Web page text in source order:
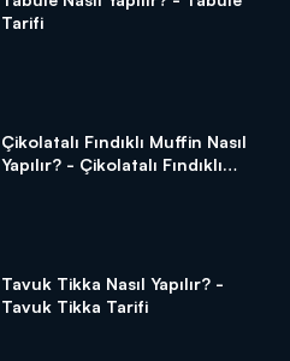
Tarifi
Çikolatalı Fındıklı Muffin Nasıl
Yapılır? - Çikolatalı Fındıklı
Tavuk Tikka Nasıl Yapılır? -
Tavuk Tikka Tarifi